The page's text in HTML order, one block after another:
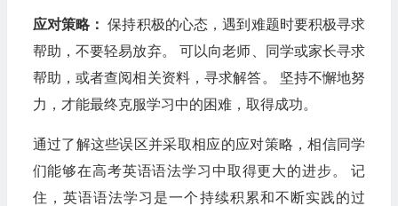
应对策略： 保持积极的心态，遇到难题时要积极寻求
帮助，不要轻易放弃。 可以向老师、同学或家长寻求
帮助，或者查阅相关资料，寻求解答。 坚持不懈地努
力，才能最终克服学习中的困难，取得成功。
通过了解这些误区并采取相应的应对策略，相信同学
们能够在高考英语语法学习中取得更大的进步。 记
住，英语语法学习是一个持续积累和不断实践的过